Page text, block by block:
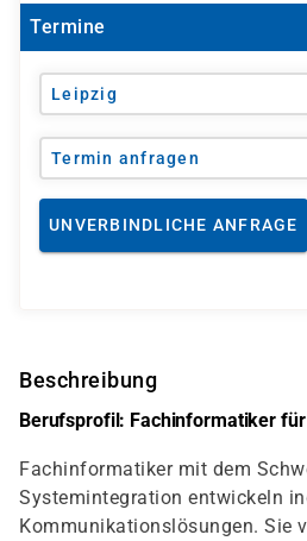
Termine
Leipzig
Termin anfragen
UNVERBINDLICHE ANFRAGE
Beschreibung
Berufsprofil: Fachinformatiker
Fachinformatiker mit dem
Systemintegration entwickeln
Kommunikationslösungen. Sie